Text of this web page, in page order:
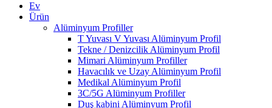
Ev
Ürün
Alüminyum Profiller
T Yuvası V Yuvası Alüminyum Profil
Tekne / Denizcilik Alüminyum Profil
Mimari Alüminyum Profiller
Havacılık ve Uzay Alüminyum Profil
Medikal Alüminyum Profil
3C/5G Alüminyum Profiller
Duş kabini Alüminyum Profil